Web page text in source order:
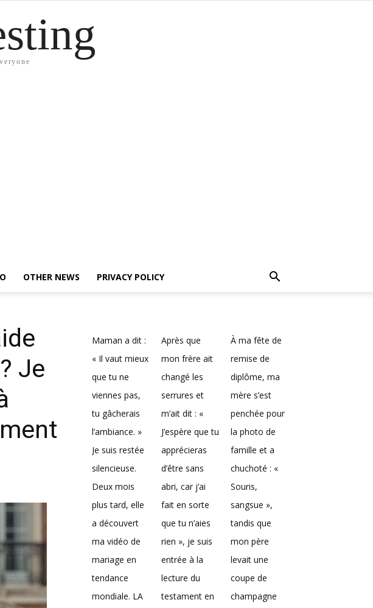
OTHER NEWS PRIVACY POLICY
Je
Maman a dit :
« Il vaut mieux
que tu ne
viennes pas,
tu gâcherais
l’ambiance. »
Je suis restée
silencieuse.
Deux mois
plus tard, elle
a découvert
ma vidéo de
mariage en
tendance
mondiale. LA
Après que
mon frère ait
changé les
serrures et
m’ait dit : «
J’espère que tu
apprécieras
d’être sans
abri, car j’ai
fait en sorte
que tu n’aies
rien », je suis
entrée à la
lecture du
testament en
À ma fête de
remise de
diplôme, ma
mère s’est
penchée pour
la photo de
famille et a
chuchoté : «
Souris,
sangsue »,
tandis que
mon père
levait une
coupe de
champagne